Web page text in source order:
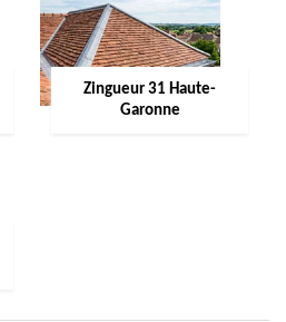
Zingueur 31 Haute-
Garonne